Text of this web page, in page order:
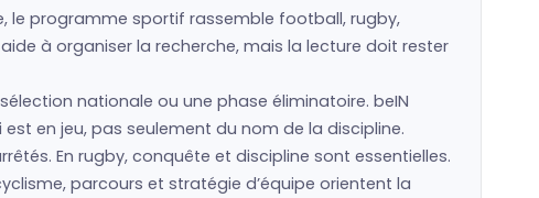
le programme sportif rassemble football, rugby,
à organiser la recherche, mais la lecture doit rester
nationale ou une phase éliminatoire. beIN
en jeu, pas seulement du nom de la discipline.
En rugby, conquête et discipline sont essentielles.
parcours et stratégie d’équipe orientent la